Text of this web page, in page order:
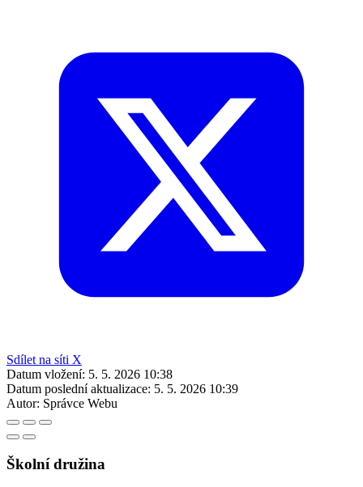
Sdílet na síti X
Datum vložení: 5. 5. 2026 10:38
Datum poslední aktualizace: 5. 5. 2026 10:39
Autor: Správce Webu
Školní družina